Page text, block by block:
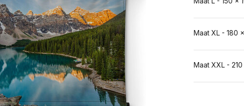
Maat XL - 180
Maat XXL -